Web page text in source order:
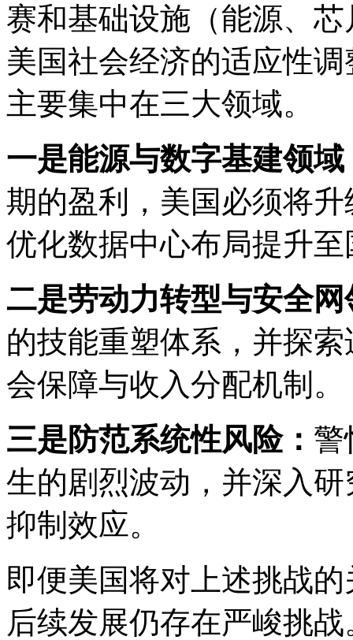
赛和基础设施（能源、
美国社会经济的适应性
主要集中在三大领域。
一是能源与数字基建领域
期的盈利，美国必须将
优化数据中心布局提升
二是劳动力转型与安全网
的技能重塑体系，并探
会保障与收入分配机制。
三是防范系统性风险： 警
生的剧烈波动，并深入
抑制效应。
即便美国将对上述挑战
后续发展仍存在严峻挑